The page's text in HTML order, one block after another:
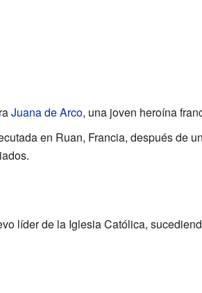
Juana de Arco, una joven heroína
en Ruan, Francia, después de
líder de la Iglesia Católica,